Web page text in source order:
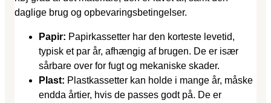
daglige brug og opbevaringsbetingelser.
Papir: Papirkassetter har den korteste levetid,
typisk et par år, afhængig af brugen. De er især
sårbare over for fugt og mekaniske skader.
Plast: Plastkassetter kan holde i mange år, måske
endda årtier, hvis de passes godt på. De er